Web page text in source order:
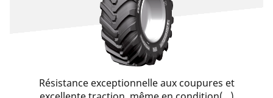
Résistance exceptionnelle aux coupures et